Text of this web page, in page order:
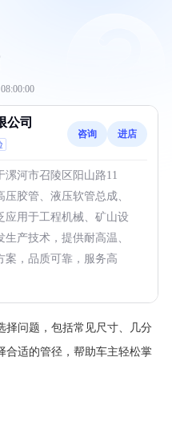
公司
咨询 进店
河市召陵区阳山路11
胶管、液压软管总成、
应用于工程机械、矿山设
产技术，提供耐高温、
案，品质可靠，服务高
择问题，包括常见尺寸、几分
合适的管径，帮助车主轻松掌